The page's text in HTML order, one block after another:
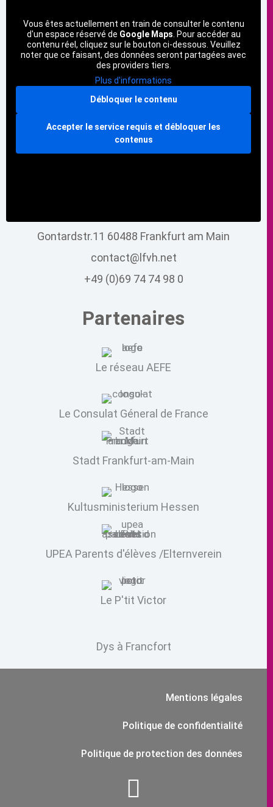
Vous êtes actuellement en train de consulter le contenu
d'un espace réservé de Google Maps . Pour accéder au
contenu réel, cliquez sur le bouton ci-dessous. Veuillez
noter que ce faisant, des données seront partagées avec
des providers tiers.
Plus d'informations
Débloquer le contenu
Accepter le service requis et débloquer les
contenus
Gontardstr.11 60488 Frankfurt am Main
contact@lfvh.net
+49 (0)69 74 74 98 0
Partenaires
Le réseau AEFE
Le Consulat Géneral de France
Stadt Frankfurt-am-Main
Kultusministerium Hessen
UPEA Parents d'élèves /Elternverein
Le P'tit Victor
Dys à Francfort
Mentions légales
Politique de confidentialité
Politique de protection des données